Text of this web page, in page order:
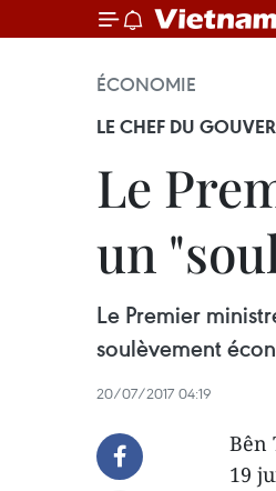
ÉCONOMIE
LE CHEF DU
Le
un
Le Premier
soulèvement
20/07/2017 04:19
Bên
19